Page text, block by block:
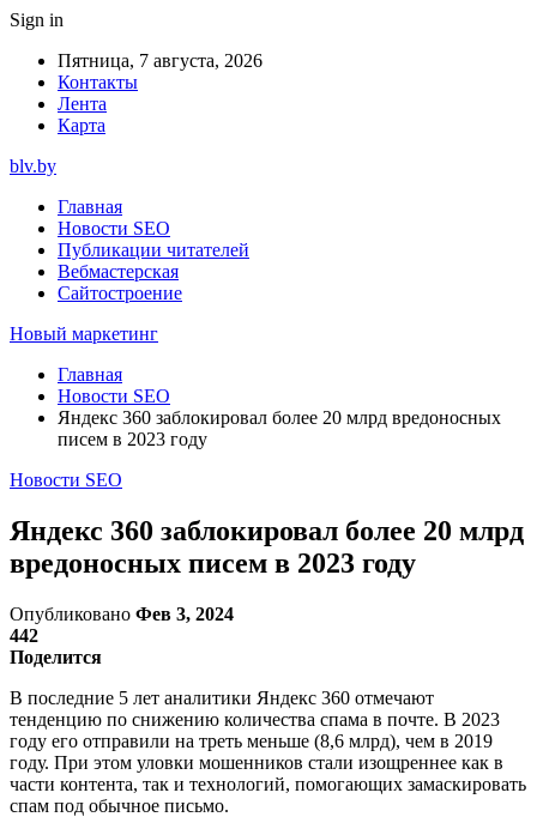
Sign in
Пятница, 7 августа, 2026
Контакты
Лента
Карта
blv.by
Главная
Новости SEO
Публикации читателей
Вебмастерская
Сайтостроение
Новый маркетинг
Главная
Новости SEO
Яндекс 360 заблокировал более 20 млрд вредоносных
писем в 2023 году
Новости SEO
Яндекс 360 заблокировал более 20 млрд
вредоносных писем в 2023 году
Опубликовано Фев 3, 2024
442
Поделится
В последние 5 лет аналитики Яндекс 360 отмечают
тенденцию по снижению количества спама в почте. В 2023
году его отправили на треть меньше (8,6 млрд), чем в 2019
году. При этом уловки мошенников стали изощреннее как в
части контента, так и технологий, помогающих замаскировать
спам под обычное письмо.